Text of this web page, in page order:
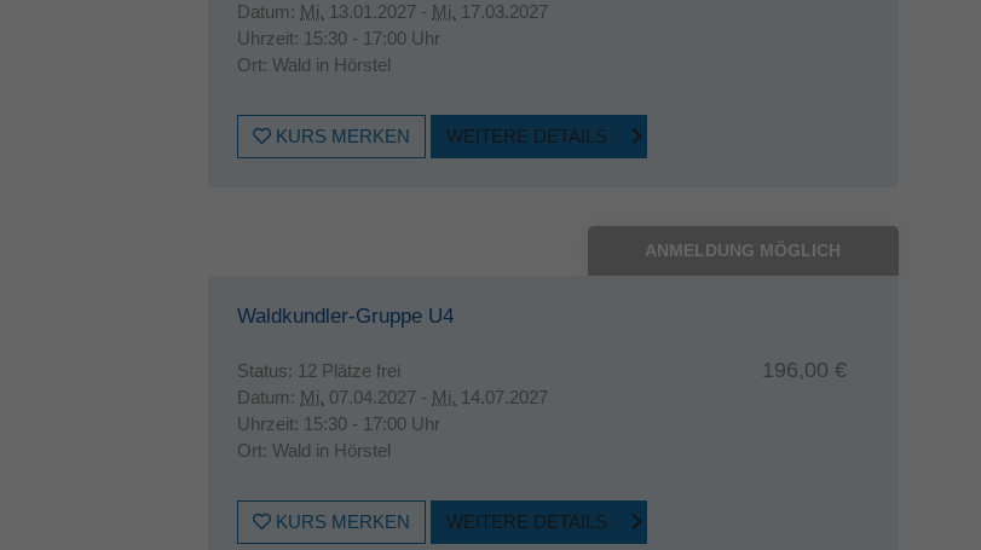
Datum: Mi. 13.01.2027 - Mi. 17.03.2027
Uhrzeit: 15:30 - 17:00 Uhr
Ort: Wald in Hörstel
KURS MERKEN WEITERE DETAILS
ANMELDUNG MÖGLICH
Waldkundler-Gruppe U4
Status: 12 Plätze frei
Datum: Mi. 07.04.2027 - Mi. 14.07.2027
Uhrzeit: 15:30 - 17:00 Uhr
Ort: Wald in Hörstel
196,00 €
KURS MERKEN WEITERE DETAILS